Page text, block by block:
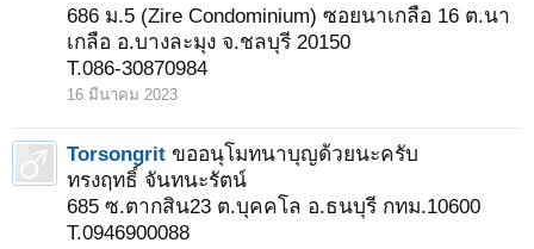
686 ม.5 (Zire Condominium) ซอยนาเกลือ 16 ต.นา
เกลือ อ.บางละมุง จ.ชลบุรี 20150
T.086-30870984
16 มีนาคม 2023
Torsongrit ขออนุโมทนาบุญด้วยนะครับ
ทรงฤทธิ์ จันทนะรัตน์
685 ซ.ตากสิน23 ต.บุคคโล อ.ธนบุรี กทม.10600
T.0946900088